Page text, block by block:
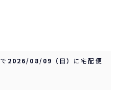
2026/08/09（日） に宅配便